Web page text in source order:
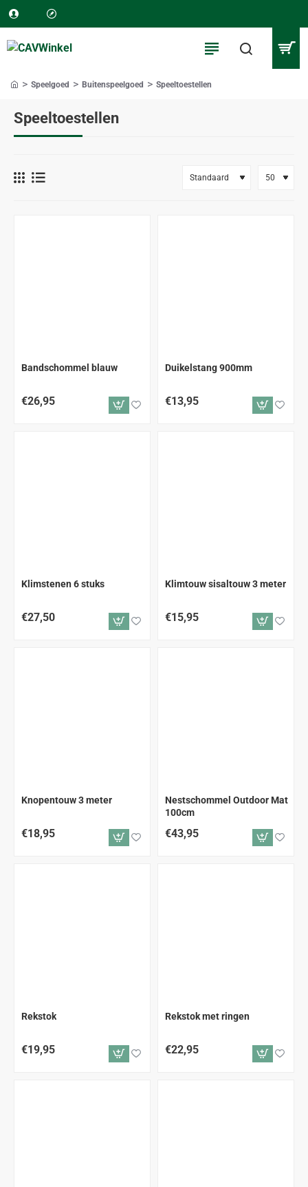
Speeltoestellen
Speelgoed Buitenspeelgoed Speeltoestellen
Bandschommel blauw
€26,95
Duikelstang 900mm
€13,95
Klimstenen 6 stuks
€27,50
Klimtouw sisaltouw 3 meter
€15,95
Knopentouw 3 meter
€18,95
Nestschommel Outdoor Mat
100cm
€43,95
Rekstok
€19,95
Rekstok met ringen
€22,95